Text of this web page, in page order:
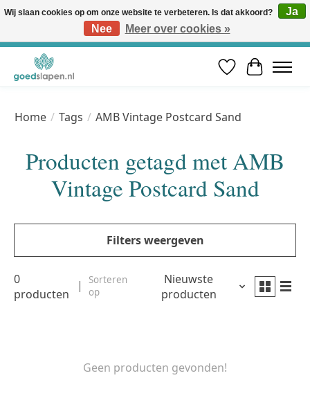
Vóór 12u besteld, volgende werkdag in huis* | Gratis verzending vanaf €50 | Professioneel slaapadvies
Verlanglijst
Home / Tags / AMB Vintage Postcard Sand
Producten getagd met AMB
Vintage Postcard Sand
Filters weergeven
0
producten
Sorteren
op
Nieuwste
producten
Geen producten gevonden!
Wij slaan cookies op om onze website te verbeteren. Is dat akkoord?
Ja
Nee
Meer over cookies »